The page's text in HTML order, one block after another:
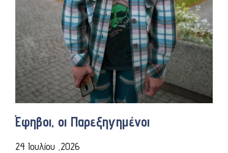
Έφηβοι, οι Παρεξηγημένοι
24 Ιουλίου ,2026